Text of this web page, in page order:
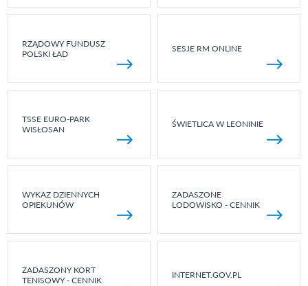
RZĄDOWY FUNDUSZ
POLSKI ŁAD
SESJE RM ONLINE
TSSE EURO-PARK
WISŁOSAN
ŚWIETLICA W LEONINIE
WYKAZ DZIENNYCH
OPIEKUNÓW
ZADASZONE
LODOWISKO - CENNIK
ZADASZONY KORT
TENISOWY - CENNIK
INTERNET.GOV.PL